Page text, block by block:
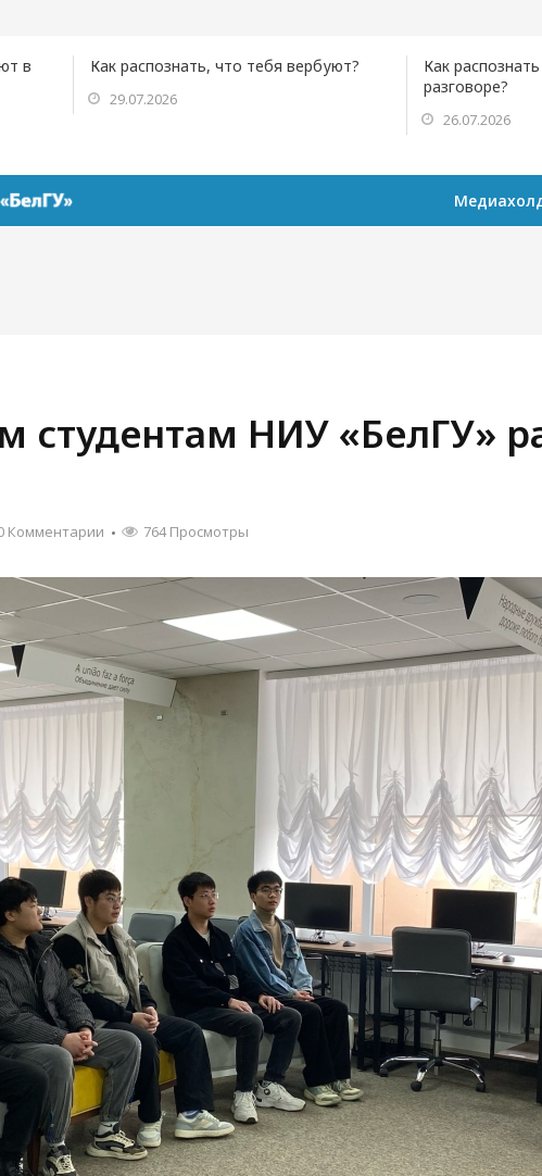
в
Как распознать, что тебя вербуют?
29.07.2026
Как
разговоре?
26.07.2026
студентам НИУ «БелГУ»
Комментарии 764 Просмотры